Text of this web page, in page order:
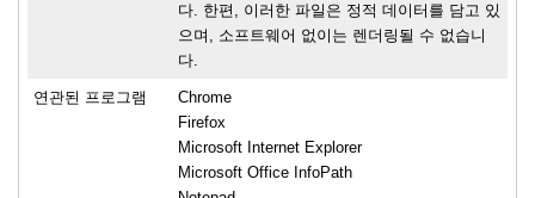
다. 한편, 이러한 파일은 정적 데이터를 담고 있
으며, 소프트웨어 없이는 렌더링될 수 없습니
다.
연관된 프로그램
Chrome
Firefox
Microsoft Internet Explorer
Microsoft Office InfoPath